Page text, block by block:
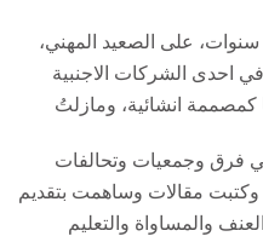
على الصعيد المهني،
احدى الشركات الاجنبية
فرق وجمعيات وتحالفات
وكتبت مقالات وساهمت بتقديم
والمساواة والتعليم